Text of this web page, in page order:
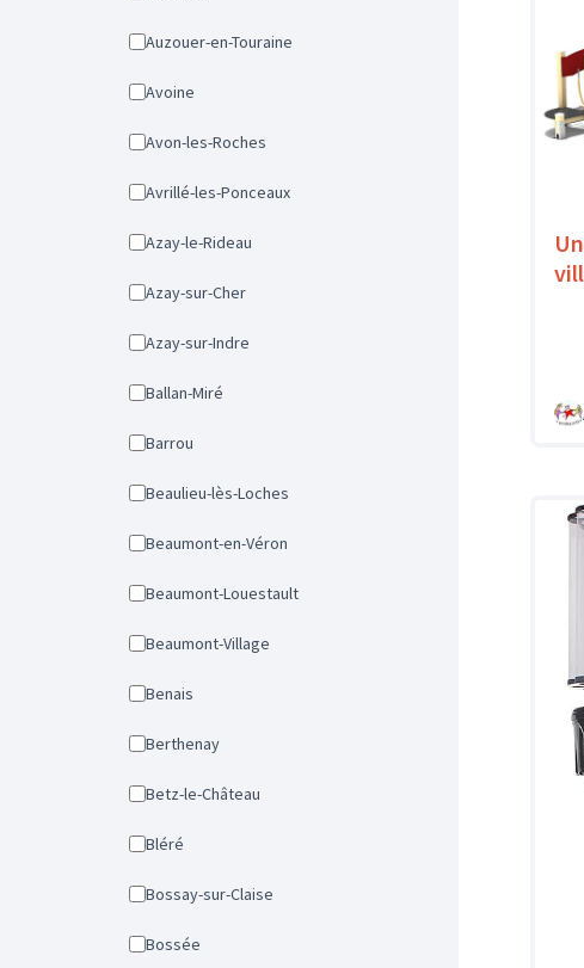
Auzouer-en-Touraine
Avoine
Avon-les-Roches
Avrillé-les-Ponceaux
Azay-le-Rideau
Azay-sur-Cher
Azay-sur-Indre
Ballan-Miré
Barrou
Beaulieu-lès-Loches
Beaumont-en-Véron
Beaumont-Louestault
Beaumont-Village
Benais
Berthenay
Betz-le-Château
Bléré
Bossay-sur-Claise
Bossée